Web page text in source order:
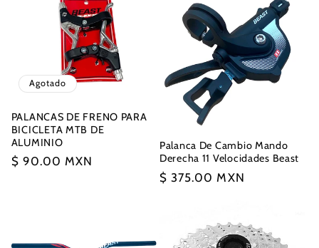
Agotado
PALANCAS DE FRENO PARA
BICICLETA MTB DE
ALUMINIO
Precio
$ 90.00 MXN
Palanca De Cambio Mando
Derecha 11 Velocidades Beast
Precio
$ 375.00 MXN